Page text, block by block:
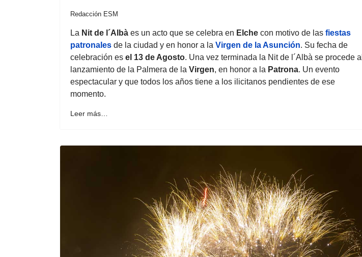
Redacción ESM
La Nit de l´Albà es un acto que se celebra en Elche con motivo de las fiestas
patronales de la ciudad y en honor a la Virgen de la Asunción. Su fecha de
celebración es el 13 de Agosto. Una vez terminada la Nit de l´Albà se procede al
lanzamiento de la Palmera de la Virgen, en honor a la Patrona. Un evento
espectacular y que todos los años tiene a los ilicitanos pendientes de ese
momento.
Leer más…